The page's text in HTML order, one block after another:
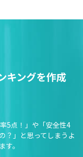
キングを作成
5点！」や「安全性4
？」と思ってしまうよ
。